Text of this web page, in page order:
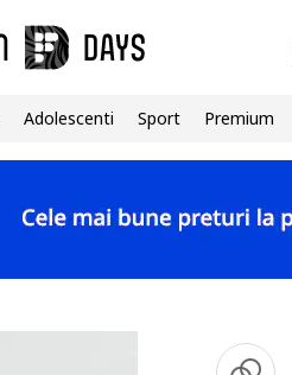
Adolescenti Sport Premium